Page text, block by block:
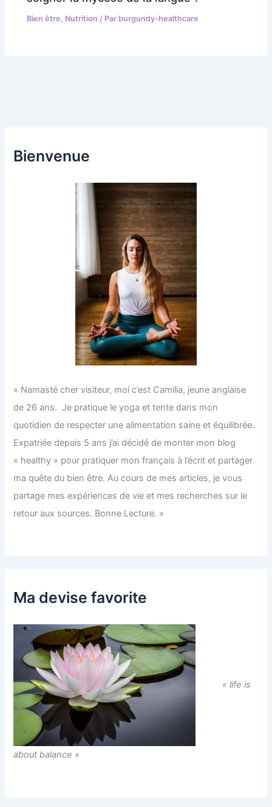
Bien être, Nutrition / Par burgundy-healthcare
Bienvenue
« Namasté cher visiteur, moi c’est Camilia, jeune anglaise
de 26 ans. Je pratique le yoga et tente dans mon
quotidien de respecter une alimentation saine et équilibrée.
Expatriée depuis 5 ans j’ai décidé de monter mon blog
« healthy » pour pratiquer mon français à l’écrit et partager
ma quête du bien être. Au cours de mes articles, je vous
partage mes expériences de vie et mes recherches sur le
retour aux sources. Bonne Lecture. »
Ma devise favorite
« life is
about balance »